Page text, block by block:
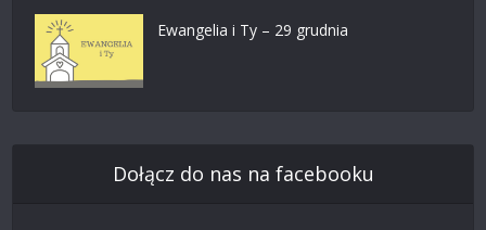
Ewangelia i Ty – 29 grudnia
Dołącz do nas na facebooku